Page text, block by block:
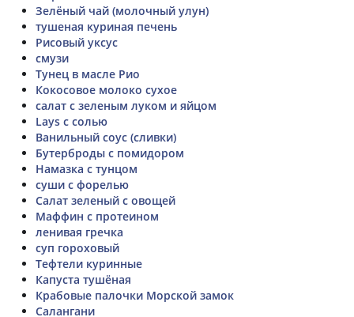
Зелёный чай (молочный улун)
тушеная куриная печень
Рисовый уксус
смузи
Тунец в масле Рио
Кокосовое молоко сухое
салат с зеленым луком и яйцом
Lays с солью
Ванильный соус (сливки)
Бутерброды с помидором
Намазка с тунцом
суши с форелью
Салат зеленый с овощей
Маффин с протеином
ленивая гречка
суп гороховый
Тефтели куринные
Капуста тушёная
Крабовые палочки Морской замок
Cалангани